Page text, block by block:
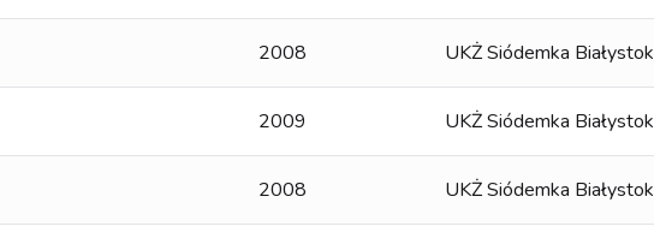
2008 UKŻ Siódemka Białystok
2009 UKŻ Siódemka Białystok
2008 UKŻ Siódemka Białystok